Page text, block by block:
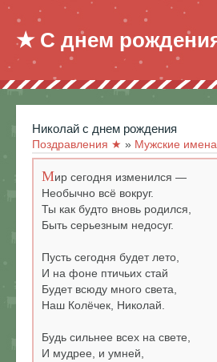
★ С днем
николай с днем рождения
Поздравления ★ » Мужские имена
Мир сегодня изменился —
Необычно всё вокруг.
Ты как будто вновь родился,
Быть серьезным недосуг.
Пусть сегодня будет лето,
И на фоне птичьих стай
Будет всюду много света,
Наш Колёчек, Николай.
Будь сильнее всех на свете,
И мудрее, и умней,